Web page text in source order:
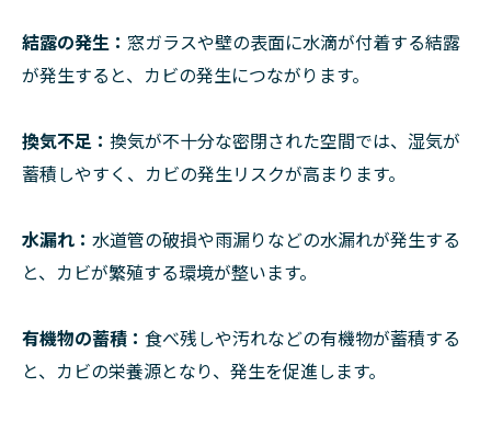
結露の発生： 窓ガラスや壁の表面に水滴が付着する結露
が発生すると、カビの発生につながります。
換気不足： 換気が不十分な密閉された空間では、湿気が
蓄積しやすく、カビの発生リスクが高まります。
水漏れ： 水道管の破損や雨漏りなどの水漏れが発生する
と、カビが繁殖する環境が整います。
有機物の蓄積： 食べ残しや汚れなどの有機物が蓄積する
と、カビの栄養源となり、発生を促進します。